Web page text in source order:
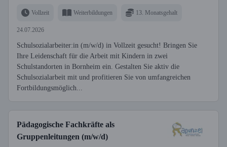
Vollzeit Weiterbildungen 13. Monatsgehalt
24.07.2026
Schulsozialarbeiter:in (m/w/d) in Vollzeit gesucht! Bringen Sie
Ihre Leidenschaft für die Arbeit mit Kindern in zwei
Schulstandorten in Bornheim ein. Gestalten Sie aktiv die
Schulsozialarbeit mit und profitieren Sie von umfangreichen
Fortbildungsmöglich...
Pädagogische Fachkräfte als
Gruppenleitungen (m/w/d)